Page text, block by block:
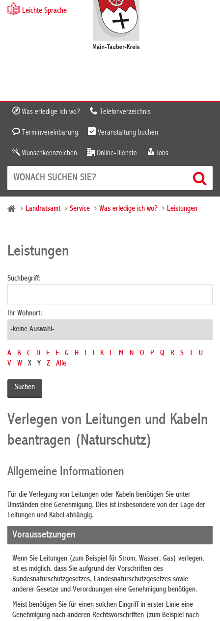
Leichte Sprache
Was erledige ich wo? Telefonverzeichnis
Terminvereinbarung Veranstaltung buchen
Wunschkennzeichen Online-Dienste Jobs
Landratsamt Service Was erledige ich wo? Leistungen
Leistungen
Suchbegriff:
Ihr Wohnort:
A B C D E F G H I J K L M N O P Q R S T
U
V
W X Y Z Alle
Verlegen von Leitungen und Kabeln
beantragen (Naturschutz)
Allgemeine Informationen
Für die Verlegung von Leitungen oder Kabeln benötigen Sie unter
Umständen eine Genehmigung. Dies ist insbesondere von der Lage der
Leitungen und Kabel abhängig.
Voraussetzungen
Wenn Sie Leitungen (zum Beispiel für Strom, Wasser, Gas) verlegen,
ist es möglich, dass Sie aufgrund der Vorschriften des
Bundesnaturschutzgesetzes, Landesnaturschutzgesetzes sowie
anderer Gesetze und Verordnungen eine Genehmigung benötigen.
Meist benötigen Sie für einen solchen Eingriff in erster Linie eine
Genehmigung nach anderen Rechtsvorschriften (zum Beispiel nach